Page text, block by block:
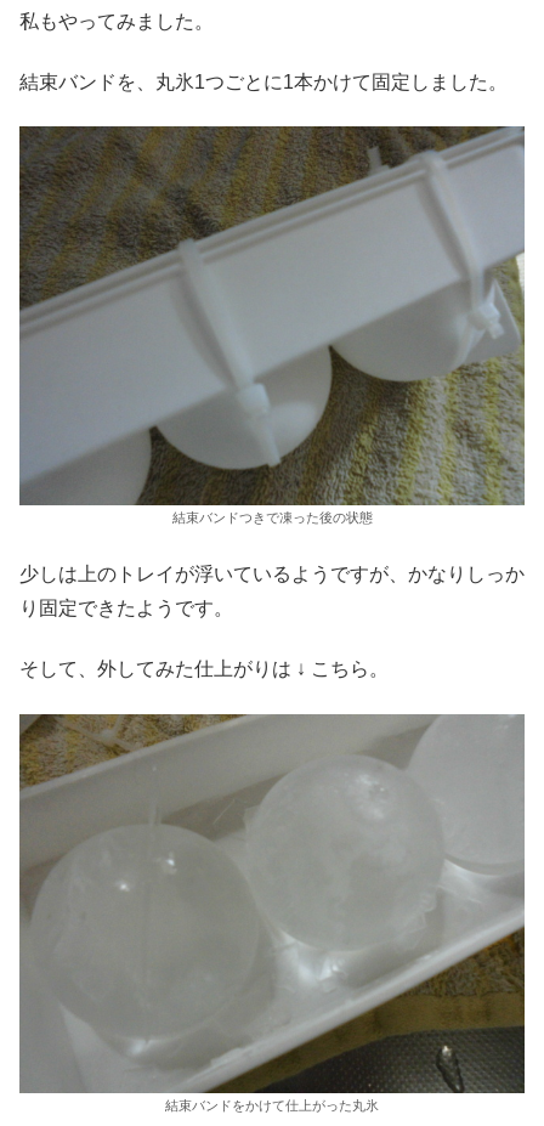
私もやってみました。
結束バンドを、丸氷1つごとに1本かけて固定しました。
結束バンドつきで凍った後の状態
少しは上のトレイが浮いているようですが、かなりしっか
り固定できたようです。
そして、外してみた仕上がりは ↓ こちら。
結束バンドをかけて仕上がった丸氷